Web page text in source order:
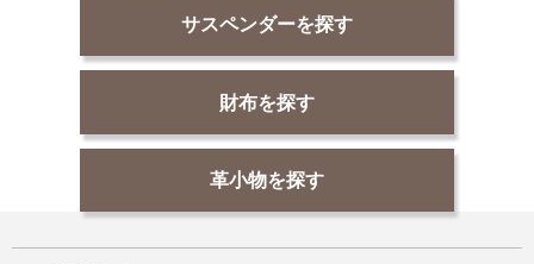
サスペンダーを探す
財布を探す
革小物を探す